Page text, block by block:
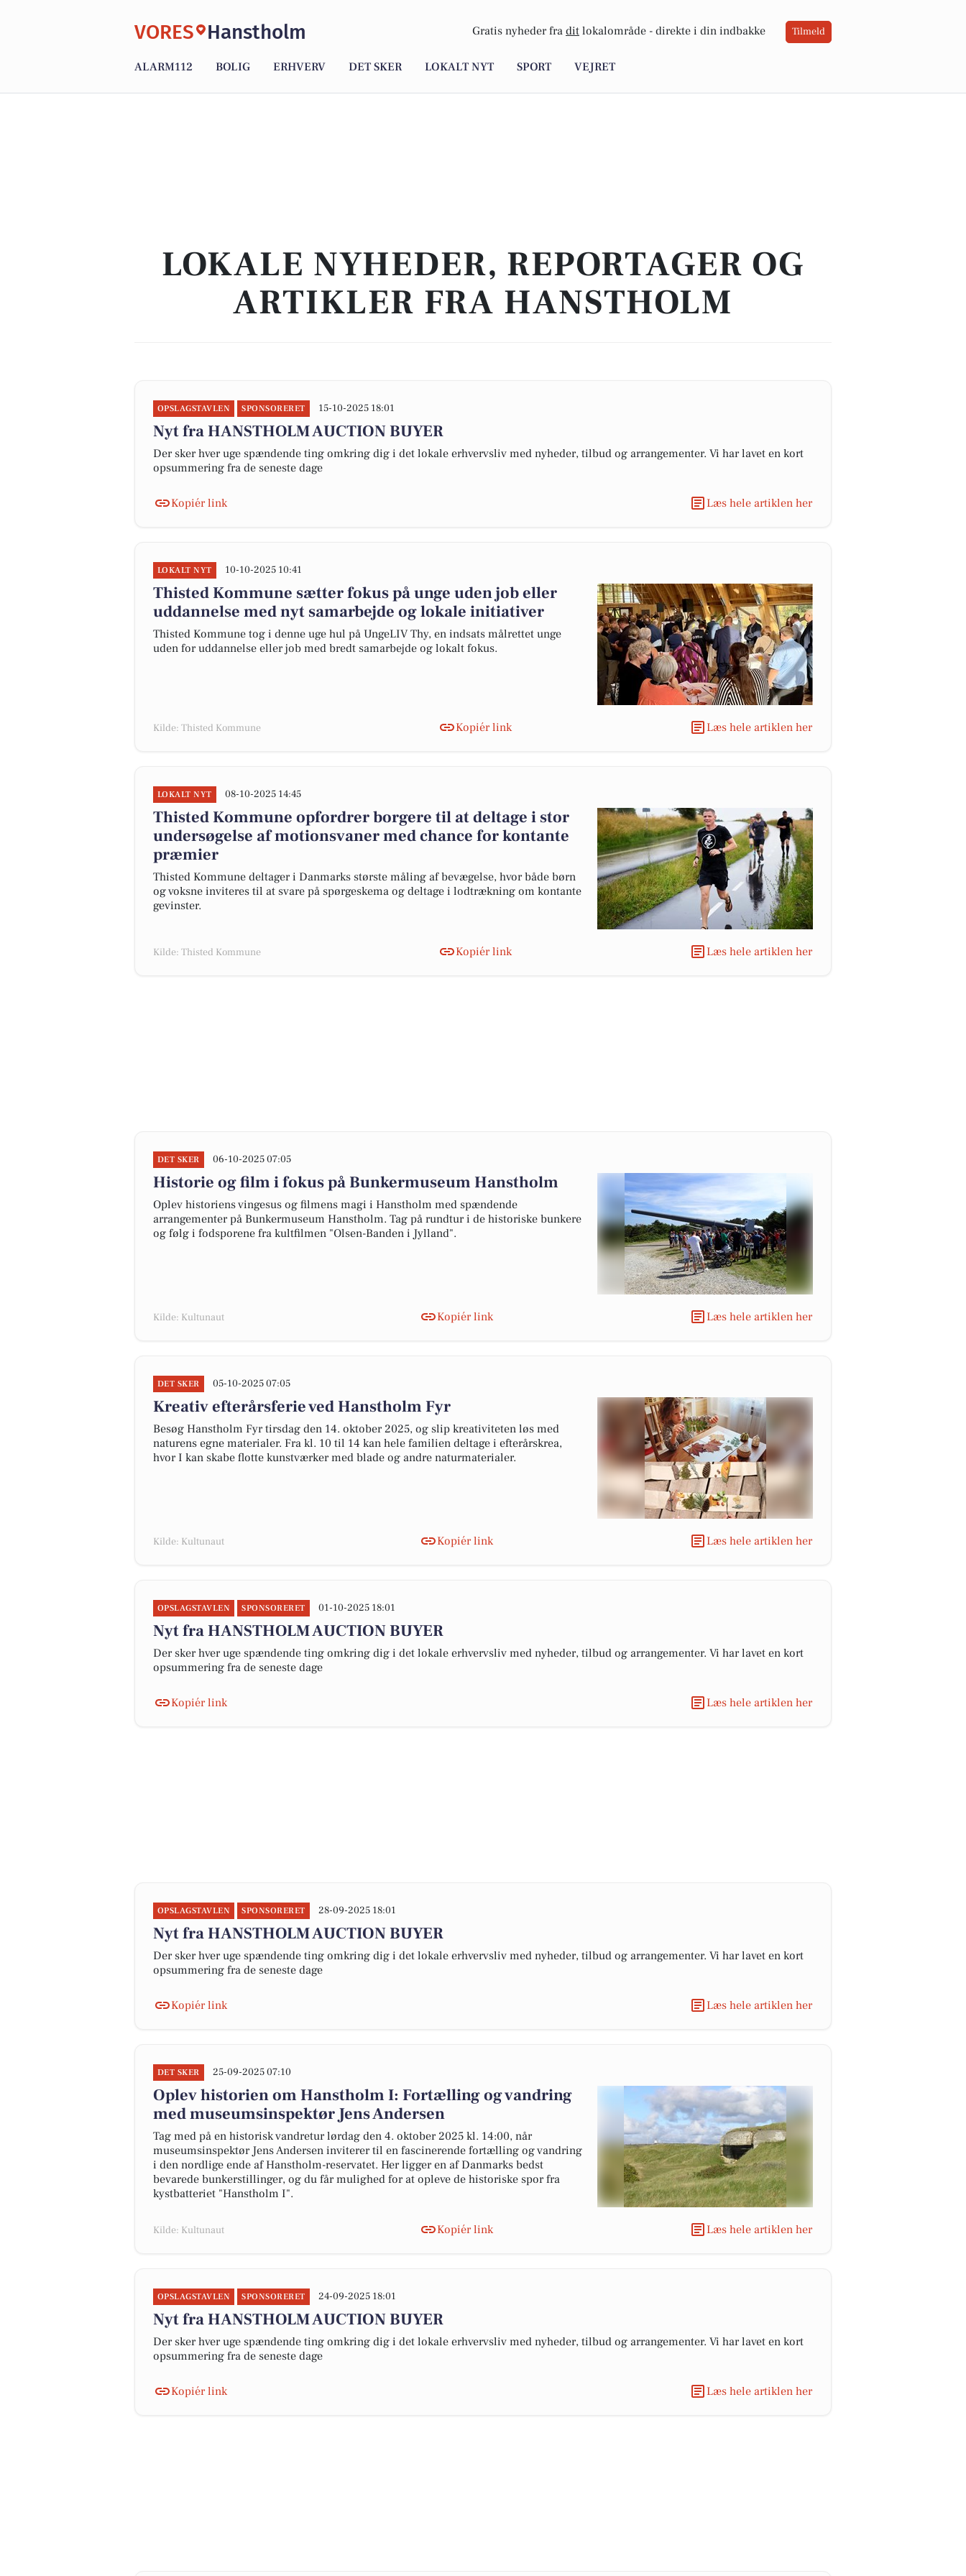
VORES Hanstholm Gratis nyheder fra dit lokalområde - direkte i din indbakke Tilmeld
ALARM112 BOLIG ERHVERV DET SKER LOKALT NYT SPORT VEJRET
LOKALE NYHEDER, REPORTAGER OG
ARTIKLER FRA HANSTHOLM
OPSLAGSTAVLEN SPONSORERET 15-10-2025 18:01
Nyt fra HANSTHOLM AUCTION BUYER
Der sker hver uge spændende ting omkring dig i det lokale erhvervsliv med nyheder, tilbud og arrangementer. Vi har lavet en kort
opsummering fra de seneste dage
Kopiér link Læs hele artiklen her
LOKALT NYT 10-10-2025 10:41
Thisted Kommune sætter fokus på unge uden job eller
uddannelse med nyt samarbejde og lokale initiativer
Thisted Kommune tog i denne uge hul på UngeLIV Thy, en indsats målrettet unge
uden for uddannelse eller job med bredt samarbejde og lokalt fokus.
Kilde: Thisted Kommune Kopiér link Læs hele artiklen her
LOKALT NYT 08-10-2025 14:45
Thisted Kommune opfordrer borgere til at deltage i stor
undersøgelse af motionsvaner med chance for kontante
præmier
Thisted Kommune deltager i Danmarks største måling af bevægelse, hvor både børn
og voksne inviteres til at svare på spørgeskema og deltage i lodtrækning om kontante
gevinster.
Kilde: Thisted Kommune Kopiér link Læs hele artiklen her
DET SKER 06-10-2025 07:05
Historie og film i fokus på Bunkermuseum Hanstholm
Oplev historiens vingesus og filmens magi i Hanstholm med spændende
arrangementer på Bunkermuseum Hanstholm. Tag på rundtur i de historiske bunkere
og følg i fodsporene fra kultfilmen "Olsen-Banden i Jylland".
Kilde: Kultunaut Kopiér link Læs hele artiklen her
DET SKER 05-10-2025 07:05
Kreativ efterårsferie ved Hanstholm Fyr
Besøg Hanstholm Fyr tirsdag den 14. oktober 2025, og slip kreativiteten løs med
naturens egne materialer. Fra kl. 10 til 14 kan hele familien deltage i efterårskrea,
hvor I kan skabe flotte kunstværker med blade og andre naturmaterialer.
Kilde: Kultunaut Kopiér link Læs hele artiklen her
OPSLAGSTAVLEN SPONSORERET 01-10-2025 18:01
Nyt fra HANSTHOLM AUCTION BUYER
Der sker hver uge spændende ting omkring dig i det lokale erhvervsliv med nyheder, tilbud og arrangementer. Vi har lavet en kort
opsummering fra de seneste dage
Kopiér link Læs hele artiklen her
OPSLAGSTAVLEN SPONSORERET 28-09-2025 18:01
Nyt fra HANSTHOLM AUCTION BUYER
Der sker hver uge spændende ting omkring dig i det lokale erhvervsliv med nyheder, tilbud og arrangementer. Vi har lavet en kort
opsummering fra de seneste dage
Kopiér link Læs hele artiklen her
DET SKER 25-09-2025 07:10
Oplev historien om Hanstholm I: Fortælling og vandring
med museumsinspektør Jens Andersen
Tag med på en historisk vandretur lørdag den 4. oktober 2025 kl. 14:00, når
museumsinspektør Jens Andersen inviterer til en fascinerende fortælling og vandring
i den nordlige ende af Hanstholm-reservatet. Her ligger en af Danmarks bedst
bevarede bunkerstillinger, og du får mulighed for at opleve de historiske spor fra
kystbatteriet "Hanstholm I".
Kilde: Kultunaut Kopiér link Læs hele artiklen her
OPSLAGSTAVLEN SPONSORERET 24-09-2025 18:01
Nyt fra HANSTHOLM AUCTION BUYER
Der sker hver uge spændende ting omkring dig i det lokale erhvervsliv med nyheder, tilbud og arrangementer. Vi har lavet en kort
opsummering fra de seneste dage
Kopiér link Læs hele artiklen her